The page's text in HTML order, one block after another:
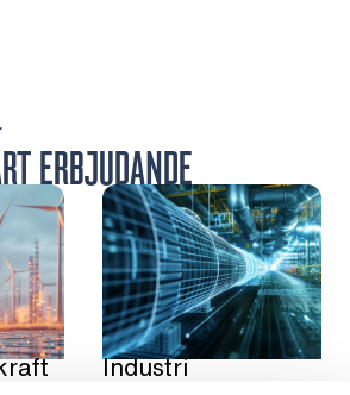
ERBJUDANDE
Industri